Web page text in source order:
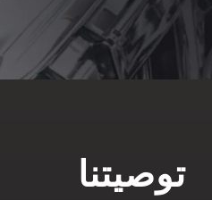
توصيتنا